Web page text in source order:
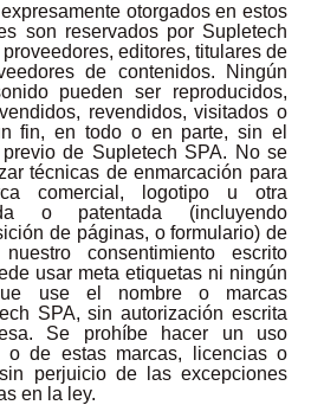
otorgados en estos
son reservados por Supletech
editores, titulares de
de contenidos. Ningún
pueden ser reproducidos,
revendidos, visitados o
fin, en todo o en parte, sin el
de Supletech SPA. No se
técnicas de enmarcación para
comercial, logotipo u otra
o patentada (incluyendo
de páginas, o formulario) de
consentimiento escrito
usar meta etiquetas ni ningún
use el nombre o marcas
SPA, sin autorización escrita
Se prohíbe hacer un uso
de estas marcas, licencias o
perjuicio de las excepciones
en la ley.